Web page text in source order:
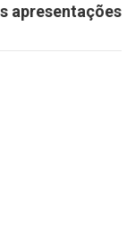
apresentações